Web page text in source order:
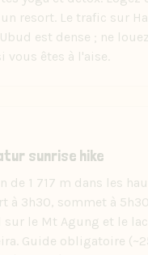
resort. Le trafic sur
Ubud est dense ; ne
vous êtes à l'aise.
sunrise hike
de 1 717 m dans les
à 3h30, sommet à
sur le Mt Agung et le
Guide obligatoire